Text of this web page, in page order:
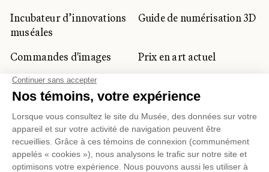
Incubateur d’innovations
muséales
Guide de numérisation 3D
Commandes d'images
Prix en art actuel
Prix Lynne-Cohen
CLIENTÈLE CORPORATIVE
ET PRIVÉE
Location d'espaces
Activités corporatives